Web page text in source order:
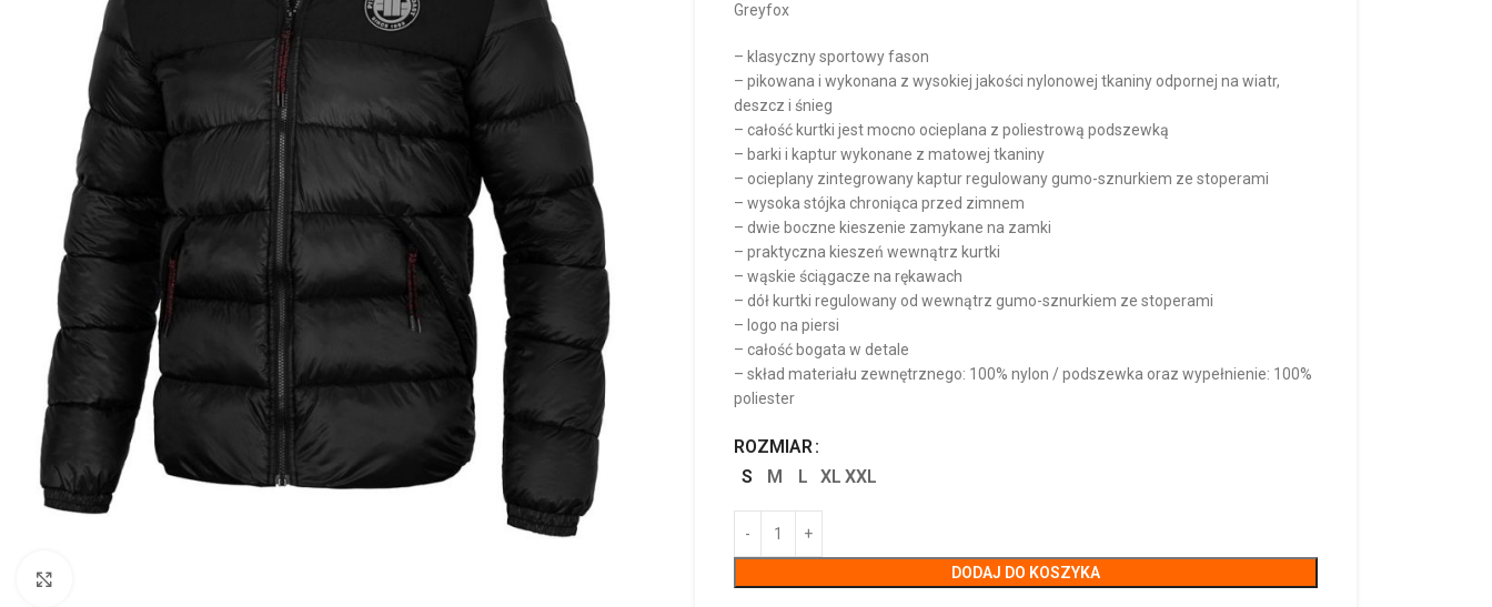
Greyfox
– klasyczny sportowy fason
– pikowana i wykonana z wysokiej jakości nylonowej tkaniny odpornej na wiatr,
deszcz i śnieg
– całość kurtki jest mocno ocieplana z poliestrową podszewką
– barki i kaptur wykonane z matowej tkaniny
– ocieplany zintegrowany kaptur regulowany gumo-sznurkiem ze stoperami
– wysoka stójka chroniąca przed zimnem
– dwie boczne kieszenie zamykane na zamki
– praktyczna kieszeń wewnątrz kurtki
– wąskie ściągacze na rękawach
– dół kurtki regulowany od wewnątrz gumo-sznurkiem ze stoperami
– logo na piersi
– całość bogata w detale
– skład materiału zewnętrznego: 100% nylon / podszewka oraz wypełnienie: 100%
poliester
ROZMIAR
S
M L XL XXL
DODAJ DO KOSZYKA